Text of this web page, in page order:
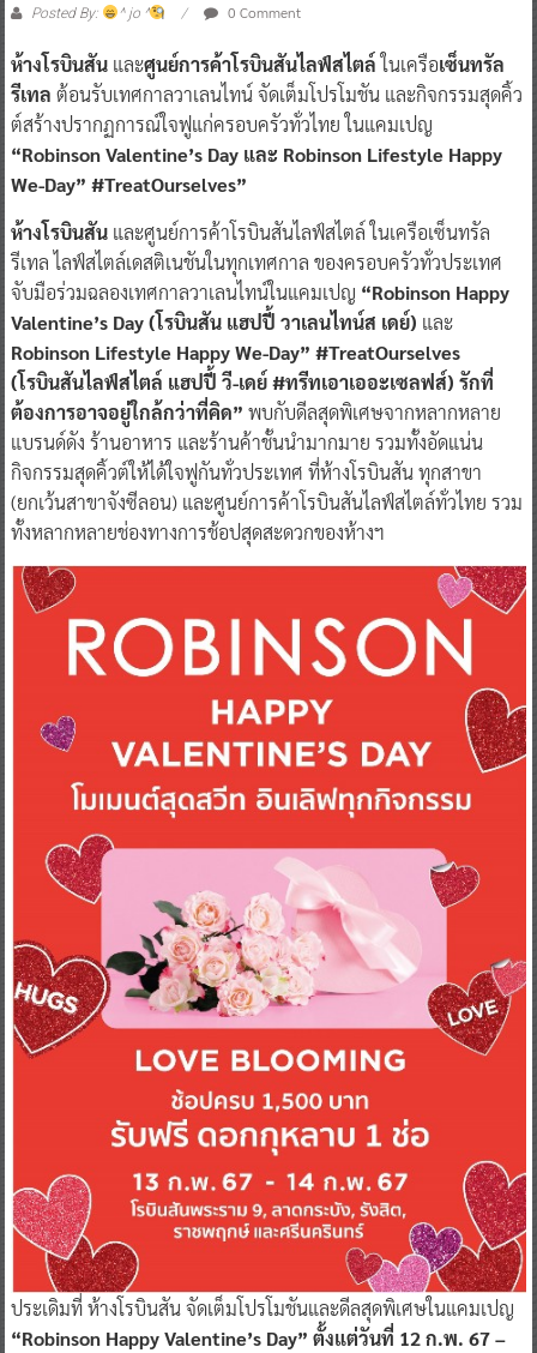
Posted By: ^ jo ^ 0 Comment
ห้างโรบินสันและศูนย์การค้าโรบินสันไลฟ์สไตล์ในเครือเซ็นทรัล
รีเทล ต้อนรับเทศกาลวาเลนไทน์ จัดเต็มโปรโมชัน และกิจกรรมสุดคิ้ว
ต์สร้างปรากฏการณ์ใจฟูแก่ครอบครัวทั่วไทย ในแคมเปญ
“Robinson Valentine’s Day และ Robinson Lifestyle Happy
We-Day” #TreatOurselves”
ห้างโรบินสันและศูนย์การค้าโรบินสันไลฟ์สไตล์ ในเครือเซ็นทรัล
รีเทล ไลฟ์สไตล์เดสติเนชันในทุกเทศกาล ของครอบครัวทั่วประเทศ
จับมือร่วมฉลองเทศกาลวาเลนไทน์ในแคมเปญ “Robinson Happy
Valentine’s Day (โรบินสัน แฮปปี้ วาเลนไทน์ส เดย์) และ
Robinson Lifestyle Happy We-Day” #TreatOurselves
(โรบินสันไลฟ์สไตล์ แฮปปี้ วี-เดย์ #ทรีทเอาเออะเซลฟส์) รักที่
ต้องการอาจอยู่ใกล้กว่าที่คิด” พบกับดีลสุดพิเศษจากหลากหลาย
แบรนด์ดัง ร้านอาหาร และร้านค้าชั้นนำมากมาย รวมทั้งอัดแน่น
กิจกรรมสุดคิ้วต์ให้ได้ใจฟูกันทั่วประเทศ ที่ห้างโรบินสัน ทุกสาขา
(ยกเว้นสาขาจังซีลอน) และศูนย์การค้าโรบินสันไลฟ์สไตล์ทั่วไทย รวม
ทั้งหลากหลายช่องทางการช้อปสุดสะดวกของห้างฯ
ประเดิมที่ ห้างโรบินสัน จัดเต็มโปรโมชันและดีลสุดพิเศษในแคมเปญ
“Robinson Happy Valentine’s Day” ตั้งแต่วันที่ 12 ก.พ. 67 –